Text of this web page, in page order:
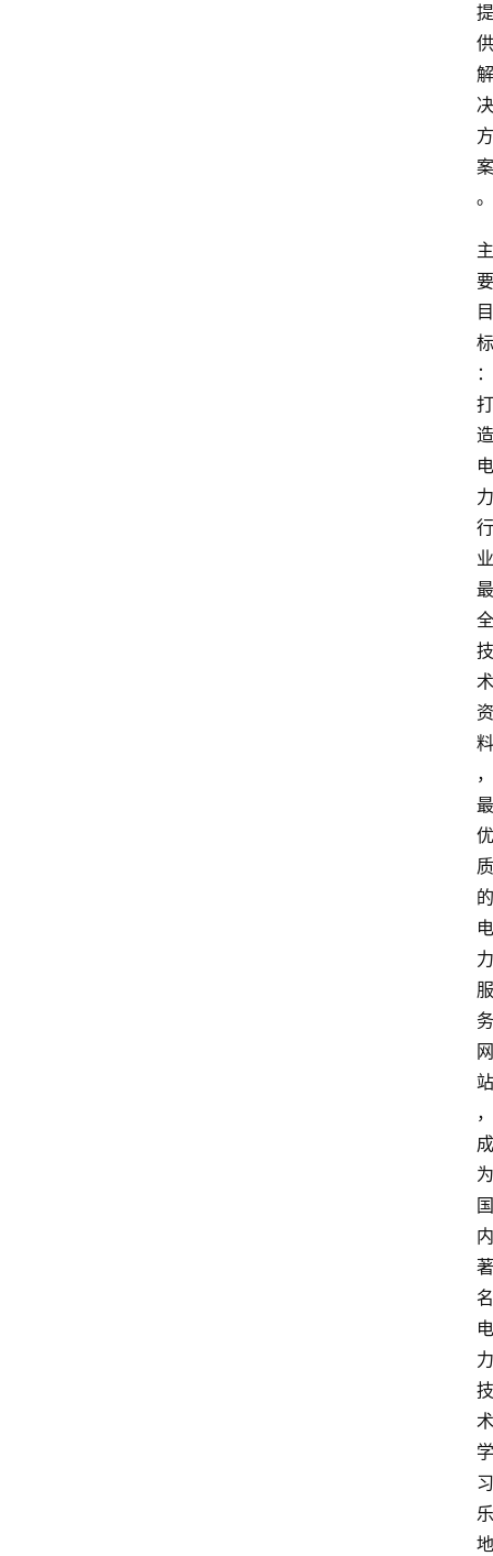
提
供
解
决
方
案
。
主
要
目
标
：
打
造
电
力
行
业
最
全
技
术
资
料
，
最
优
质
的
电
力
服
务
网
站
，
成
为
国
内
著
名
电
力
技
术
学
习
乐
地